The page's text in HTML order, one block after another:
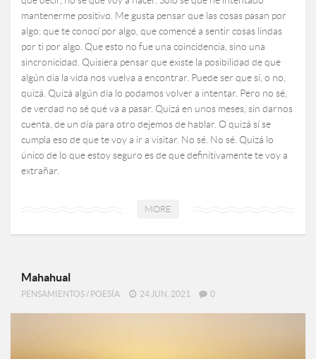
mantenerme positivo. Me gusta pensar que las cosas pasan por
algo: que te conocí por algo, que comencé a sentir cosas lindas
por ti por algo. Que esto no fue una coincidencia, sino una
sincronicidad. Quisiera pensar que existe la posibilidad de que
algún día la vida nos vuelva a encontrar. Puede ser que sí, o no,
quizá. Quizá algún día lo podamos volver a intentar. Pero no sé,
de verdad no sé qué va a pasar. Quizá en unos meses, sin darnos
cuenta, de un día para otro dejemos de hablar. O quizá sí se
cumpla eso de que te voy a ir a visitar. No sé. No sé. Quizá lo
único de lo que estoy seguro es de que definitivamente te voy a
extrañar.
MORE
Mahahual
PENSAMIENTOS / POESÍA 24 JUN, 2021 0